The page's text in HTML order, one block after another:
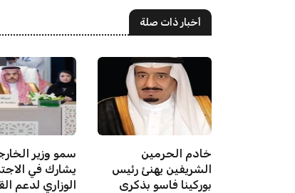
أخبار ذات صلة
سمو وزير
يشارك ‏في
الوزاري لدعم
خادم الحرمين
الشريفين يهنئ رئيس
بوركينا فاسو بذكرى